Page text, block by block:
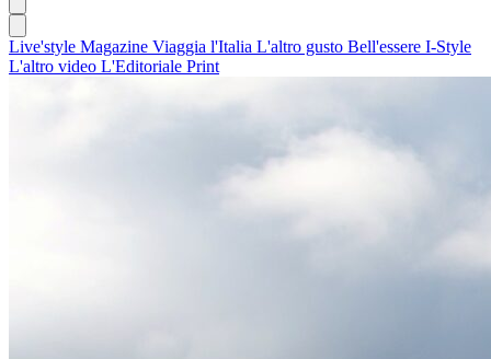
Live'style Magazine Viaggia l'Italia L'altro gusto Bell'essere I-Style
L'altro video L'Editoriale Print